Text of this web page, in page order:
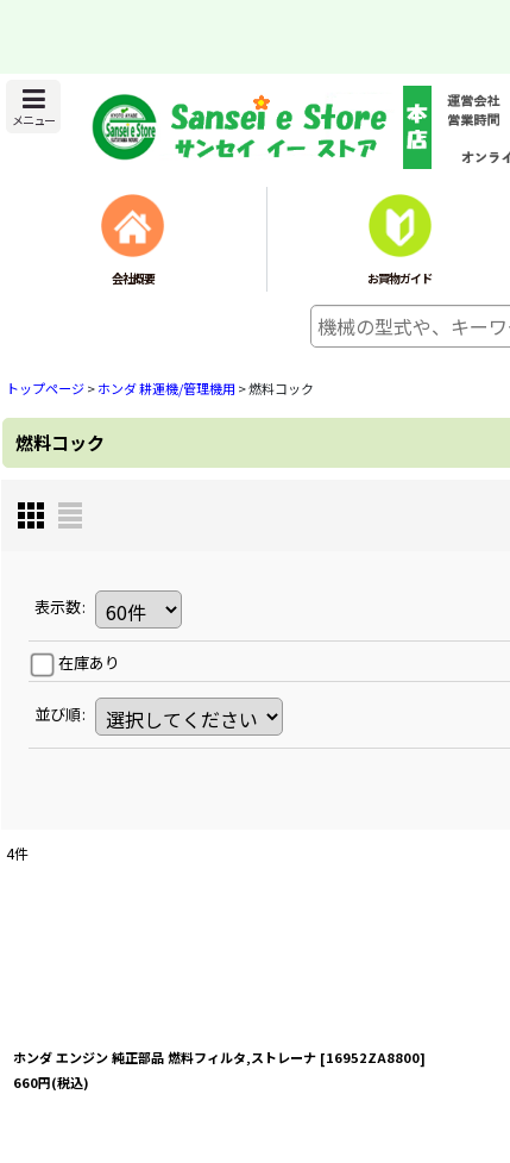
メニュー
会社概要 お買物ガイド
トップページ>ホンダ 耕運機/管理機用 >燃料コック
燃料コック
表示数:
在庫あり
並び順:
4件
ホンダ エンジン 純正部品 燃料フィルタ,ストレーナ [16952ZA8800]
660円(税込)